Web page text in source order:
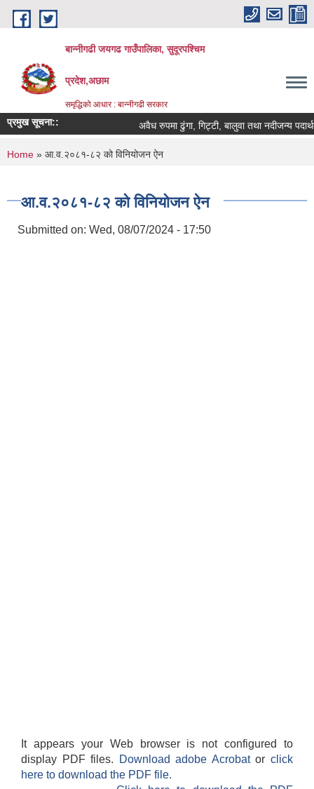
Skip to main content
बान्नीगढी जयगढ गाउँपालिका, सुदूरपश्चिम
प्रदेश,अछाम
समृद्धिको आधार : बान्नीगढी सरकार
प्रमुख सूचना:: अवैध रुपमा ढुंगा, गिट्टी, बालुवा तथा नदीजन्य
You are here
Home » आ.व.२०८१-८२ को विनियोजन ऐन
आ.व.२०८१-८२ को विनियोजन ऐन
Submitted on: Wed, 08/07/2024 - 17:50
It appears your Web browser is not configured to
display PDF files.
Download adobe Acrobatorclick
here to download the PDF file.